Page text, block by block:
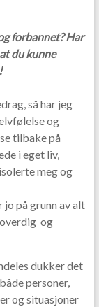
forbannet? Har
du kunne
så har jeg
og
tilbake på
i eget liv,
meg og
jo på grunn av alt
og
dukker det
personer,
og situasjoner